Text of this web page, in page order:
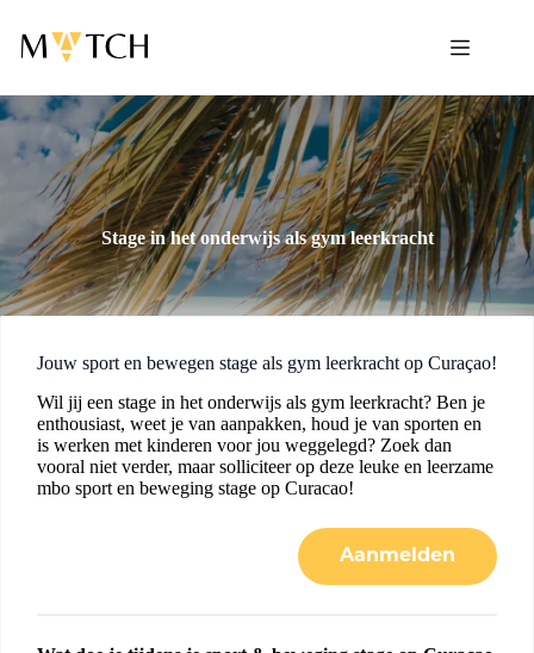
naar
Stage in het onderwijs als gym leerkracht
Jouw sport en bewegen stage als gym leerkracht op Curaçao!
Wil jij een stage in het onderwijs als gym leerkracht? Ben je
enthousiast, weet je van aanpakken, houd je van sporten en
is werken met kinderen voor jou weggelegd? Zoek dan
vooral niet verder, maar solliciteer op deze leuke en leerzame
mbo sport en beweging stage op Curacao!
Aanmelden